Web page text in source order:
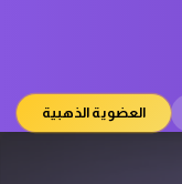
العضوية الذهبية